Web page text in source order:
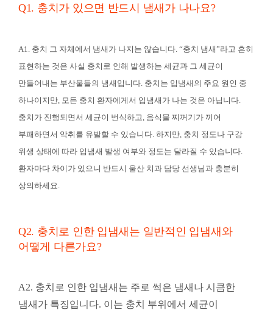
Q1. 충치가 있으면 반드시 냄새가 나나요?
A1. 충치 그 자체에서 냄새가 나지는 않습니다. “충치 냄새”라고 흔히
표현하는 것은 사실 충치로 인해 발생하는 세균과 그 세균이
만들어내는 부산물들의 냄새입니다. 충치는 입냄새의 주요 원인 중
하나이지만, 모든 충치 환자에게서 입냄새가 나는 것은 아닙니다.
충치가 진행되면서 세균이 번식하고, 음식물 찌꺼기가 끼어
부패하면서 악취를 유발할 수 있습니다. 하지만, 충치 정도나 구강
위생 상태에 따라 입냄새 발생 여부와 정도는 달라질 수 있습니다.
환자마다 차이가 있으니 반드시 울산 치과 담당 선생님과 충분히
상의하세요.
Q2. 충치로 인한 입냄새는 일반적인 입냄새와
어떻게 다른가요?
A2. 충치로 인한 입냄새는 주로 썩은 냄새나 시큼한
냄새가 특징입니다. 이는 충치 부위에서 세균이